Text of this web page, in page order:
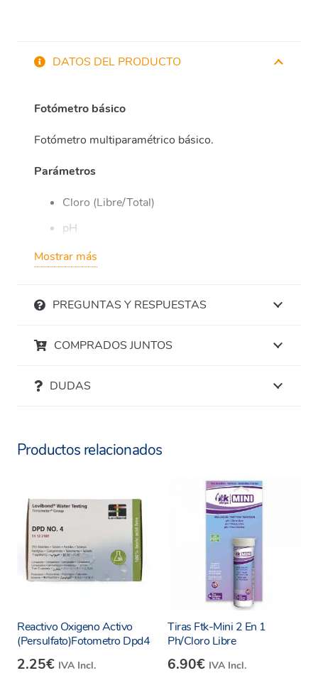
DATOS DEL PRODUCTO
Fotómetro básico
Fotómetro multiparamétrico básico.
Parámetros
Cloro (Libre/Total)
pH
Incluye reactivos para 50 mediciones.
Posibilidad de ampliar más parámetros en
Mostrar más
PREGUNTAS Y RESPUESTAS
COMPRADOS JUNTOS
DUDAS
Productos relacionados
Reactivo Oxigeno Activo
(Persulfato)Fotometro Dpd4
2.25€ IVA Incl.
Tiras Ftk-Mini 2 En 1
Ph/Cloro Libre
6.90€ IVA Incl.